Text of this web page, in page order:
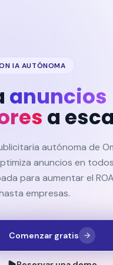
IA AUTÓNOMA
anuncios
a
autónoma de
anuncios en
para aumentar el
empresas.
Comenzar gratis